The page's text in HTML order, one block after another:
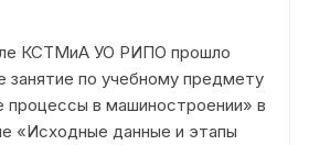
КСТМиА УО РИПО прошло
занятие по учебному предмету
процессы в машиностроении» в
«Исходные данные и этапы